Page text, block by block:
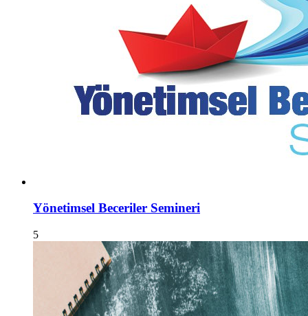
Yönetimsel Beceriler Semineri
5